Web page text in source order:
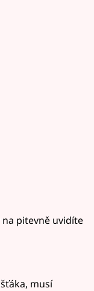
na pitevně uvidíte
musí